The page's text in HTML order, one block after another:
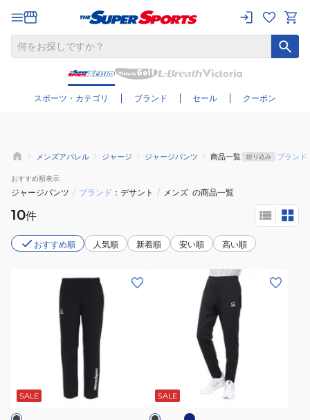
スポーツ・カテゴリ ブランド セール クーポン
さらに絞り込む
メンズアパレル ジャージ ジャージパンツ 商品一覧 絞り込み ブランド
おすすめ順表示
ジャージパンツ / ブランド デサント / メンズ の商品一覧
10件
おすすめ順 人気順 新着順 安い順 高い順
ン
グ
SALE
ズ)SUNSCREEN
ロ
ン
SALE
ブ
ラ
ッ